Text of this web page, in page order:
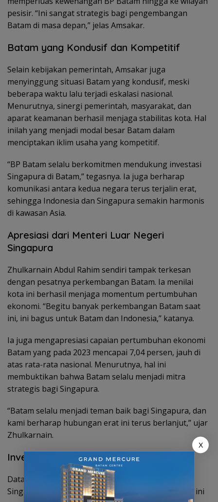
pesisir. “Ini sangat strategis bagi pengembangan
Batam di masa depan,” jelas Amsakar.
Batam yang Kondusif dan Kompetitif
Selain kebijakan pemerintah, Amsakar juga
menyinggung situasi Batam yang kondusif, meski
beberapa waktu lalu terjadi eskalasi nasional.
Menurutnya, sinergi pemerintah, masyarakat, dan
aparat keamanan berhasil menjaga stabilitas kota. Hal
inilah yang menjadi modal besar Batam dalam
menciptakan iklim usaha yang kompetitif.
“BP Batam selalu berkomitmen mendukung investasi
Singapura di Batam,” tegasnya. Ia juga berharap
komunikasi antara kedua negara terus terjalin erat,
sehingga Indonesia dan Singapura semakin harmonis
di kawasan Asia.
Apresiasi dari Menteri Luar Negeri
Singapura
Zhulkarnain Abdul Rahim sendiri tampak terkesan
dengan pesatnya perkembangan Batam. Ia menilai
kota ini berhasil menjaga momentum pertumbuhan
ekonomi. “Begitu banyak perkembangan Batam saat
ini, ini bagus untuk Batam dan Indonesia,” katanya.
Ia juga mengapresiasi capaian pertumbuhan ekonomi
Batam yang pada 2023 mencapai 7,04 persen, jauh di
atas rata-rata nasional. Menurutnya, hal ini
membuktikan bahwa Batam selalu menjadi mitra
strategis bagi Singapura.
“Batam selalu menjadi teman baik bagi Singapura, dan
kami berharap hubungan erat ini terus berlanjut,” ujar
Zhulkarnain.
Investasi Singapura Tetap Jadi Andalan
Data terbaru menunjukkan, pada 2024, investasi
Singapura di Batam mencapai Rp6,51 triliun. Angka ini
X